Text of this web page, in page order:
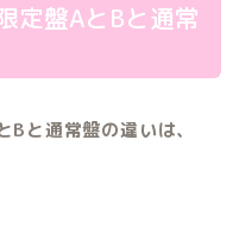
定盤AとBと通常
と通常盤の違いは、